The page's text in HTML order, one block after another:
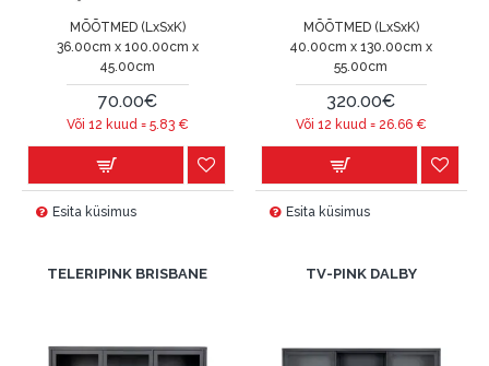
MÕÕTMED (LxSxK)
36.00cm x 100.00cm x
45.00cm
70.00€
Või 12 kuud = 5.83€
Esita küsimus
MÕÕTMED (LxSxK)
40.00cm x 130.00cm x
55.00cm
320.00€
Või 12 kuud = 26.66€
Esita küsimus
TELERIPINK BRISBANE TV-PINK DALBY